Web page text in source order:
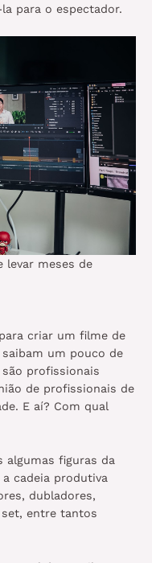
para o espectador.
levar meses de
criar um filme de
um pouco de
profissionais
de profissionais de
E aí? Com qual
algumas figuras da
cadeia produtiva
dubladores,
entre tantos